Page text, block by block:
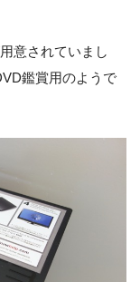
意されていまし
鑑賞用のようで